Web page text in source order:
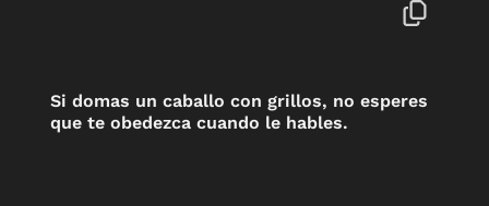
Si domas un caballo con grillos, no esperes
que te obedezca cuando le hables.